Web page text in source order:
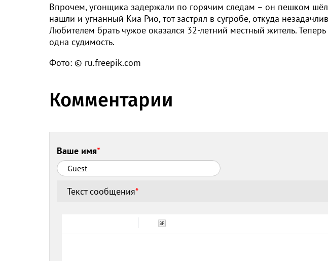
Впрочем, угонщика задержали по горячим следам – он пешком шёл
нашли и угнанный Киа Рио, тот застрял в сугробе, откуда
Любителем брать чужое оказался 32-летний местный житель.
одна судимость.
Фото: © ru.freepik.com
Комментарии
Ваше имя*
Текст сообщения*